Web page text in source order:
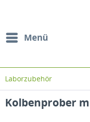
Menü
Laborzubehör
Kolbenprober